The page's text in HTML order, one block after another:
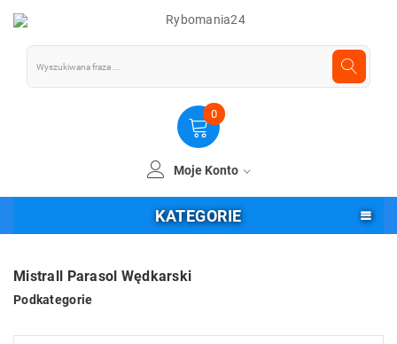
0
Moje Konto
KATEGORIE
Mistrall Parasol Wędkarski
Podkategorie